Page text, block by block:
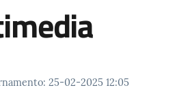
: 25-02-2025 12:05